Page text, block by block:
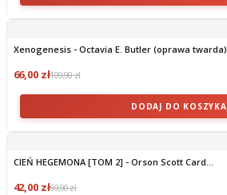
Xenogenesis - Octavia E. Butler (oprawa twarda)
66,00 zł109,90 zł
DODAJ DO KOSZYKA
CIEŃ HEGEMONA [TOM 2] - Orson Scott Card...
42,00 zł69,90 zł